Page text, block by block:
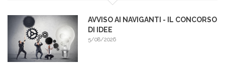
AVVISO AI NAVIGANTI - IL CONCORSO
DI IDEE
5/08/2026